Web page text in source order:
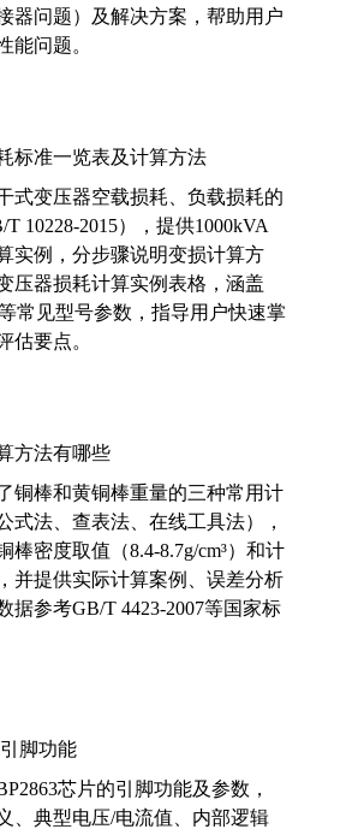
器问题）及解决方案，帮助用户
能问题。
标准一览表及计算方法
式变压器空载损耗、负载损耗的
10228-2015），提供1000kVA
实例，分步骤说明变损计算方
压器损耗计算实例表格，涵盖
常见型号参数，指导用户快速掌
估要点。
方法有哪些
铜棒和黄铜棒重量的三种常用计
式法、查表法、在线工具法），
棒密度取值（8.4-8.7g/cm³）和计
并提供实际计算案例、误差分析
据参考GB/T 4423-2007等国家标
脚功能
芯片的引脚功能及参数，
、典型电压/电流值、内部逻辑